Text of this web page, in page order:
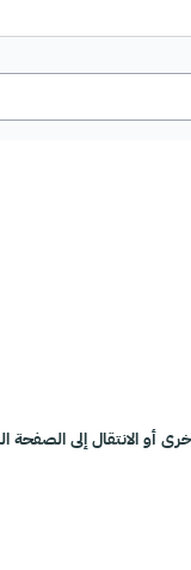
أو الانتقال إلى الصفحة